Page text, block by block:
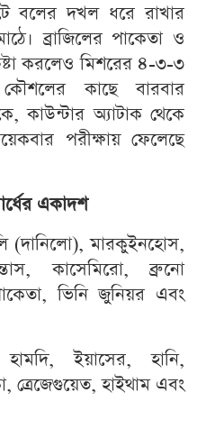
বলের দখল ধরে রাখার
ব্রাজিলের পাকেতা ও
করলেও মিশরের ৪-৩-৩
কাছে বারবার
কাউন্টার অ্যাটাক থেকে
পরীক্ষায় ফেলেছে
একাদশ
(দানিলো), মারকুইনহোস,
কাসেমিরো, ব্রুনো
ভিনি জুনিয়র এবং
ইয়াসের, হানি,
ত্রেজেগুয়েত, হাইথাম এবং